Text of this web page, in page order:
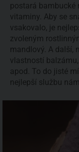
postará bambucké
vitaminy. Aby se
vsakovalo, je
zvoleným
mandlový. A další,
vlastností
apod. To do jisté
nejlepší službu